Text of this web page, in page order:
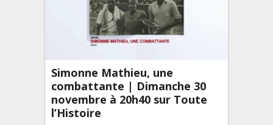
Simonne Mathieu, une
combattante | Dimanche 30
novembre à 20h40 sur Toute
l’Histoire